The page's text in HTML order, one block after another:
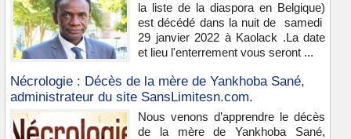
la liste de la diaspora en Belgique)
est décédé dans la nuit de samedi
29 janvier 2022 à Kaolack .La date
et lieu l'enterrement vous seront ...
Nécrologie : Décès de la mère de Yankhoba Sané,
administrateur du site SansLimitesn.com.
Nous venons d’apprendre le décès
de la mère de Yankhoba Sané,